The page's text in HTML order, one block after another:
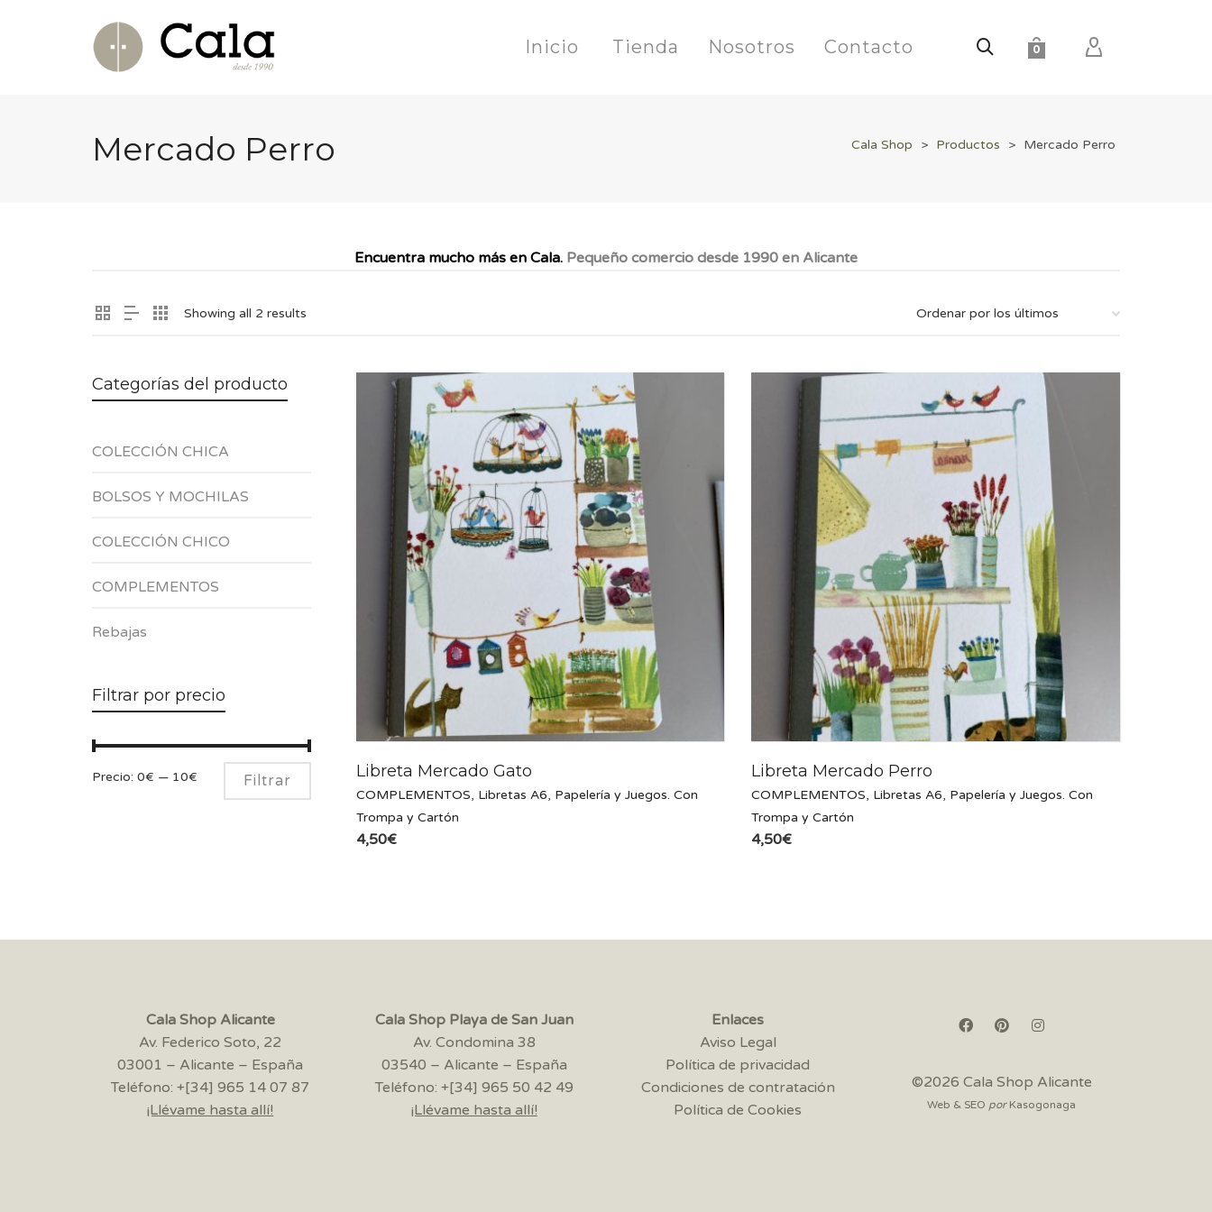
0
Inicio Tienda Nosotros Contacto
Mercado Perro Cala Shop > Productos > Mercado Perro
Encuentra mucho más en Cala. Pequeño comercio desde 1990 en Alicante
Showing all 2 results
Libreta Mercado Gato
COMPLEMENTOS, Libretas A6, Papelería y Juegos. Con
Trompa y Cartón
4,50€
Libreta Mercado Perro
COMPLEMENTOS, Libretas A6, Papelería y Juegos. Con
Trompa y Cartón
4,50€
Categorías del producto
COLECCIÓN CHICA
BOLSOS Y MOCHILAS
COLECCIÓN CHICO
COMPLEMENTOS
Rebajas
Filtrar por precio
Filtrar
Precio: 0€ — 10€
Cala Shop Alicante
Av. Federico Soto, 22
03001 – Alicante – España
Teléfono: +[34] 965 14 07 87
¡Llévame hasta allí!
Cala Shop Playa de San Juan
Av. Condomina 38
03540 – Alicante – España
Teléfono: +[34] 965 50 42 49
¡Llévame hasta allí!
Enlaces
Aviso Legal
Política de privacidad
Condiciones de contratación
Política de Cookies
©2026 Cala Shop Alicante
Web & SEO por Kasogonaga